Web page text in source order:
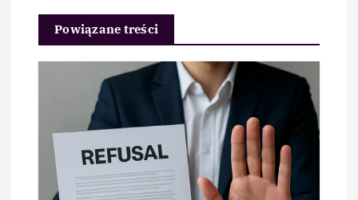
Powiązane treści